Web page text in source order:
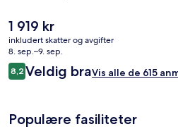
vennlige betjeningen.
Den
nåværende
prisen
er
1 919 kr
1 919 kr
inkludert skatter og avgifter
8. sep.–9. sep.
Anmeldelser
8,28,2 av 10 –
Veldig braVis alle de 615
Populære fasiliteter